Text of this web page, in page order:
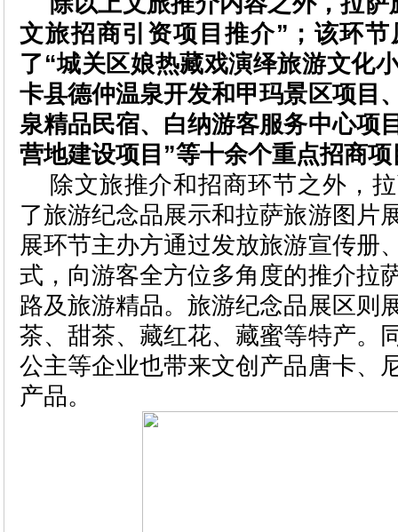
文旅招商引资项目推介”；该环节
了“城关区娘热藏戏演绎旅游文化
卡县德仲温泉开发和甲玛景区项目
泉精品民宿、白纳游客服务中心项
营地建设项目”等十余个重点招商项
除文旅推介和招商环节之外，
了旅游纪念品展示和拉萨旅游图片
展环节主办方通过发放旅游宣传册
式，向游客全方位多角度的推介拉
路及旅游精品。旅游纪念品展区则
茶、甜茶、藏红花、藏蜜等特产。
公主等企业也带来文创产品唐卡、
产品。